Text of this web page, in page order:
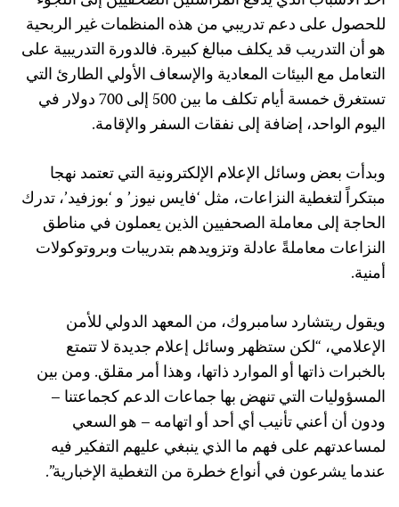
للحصول على دعم تدريبي من هذه المنظمات غير الربحية
هو أن التدريب قد يكلف مبالغ كبيرة. فالدورة التدريبية على
التعامل مع البيئات المعادية والإسعاف الأولي الطارئ التي
تستغرق خمسة أيام تكلف ما بين 500 إلى 700 دولار في
اليوم الواحد، إضافة إلى نفقات السفر والإقامة.
وبدأت بعض وسائل الإعلام الإلكترونية التي تعتمد نهجا
مبتكراً لتغطية النزاعات، مثل ‘فايس نيوز’ و ‘بوزفيد’، تدرك
الحاجة إلى معاملة الصحفيين الذين يعملون في مناطق
النزاعات معاملةً عادلة وتزويدهم بتدريبات وبروتوكولات
أمنية.
ويقول ريتشارد سامبروك، من المعهد الدولي للأمن
الإعلامي، “لكن ستظهر وسائل إعلام جديدة لا تتمتع
بالخبرات ذاتها أو الموارد ذاتها، وهذا أمر مقلق. ومن بين
المسؤوليات التي تنهض بها جماعات الدعم كجماعتنا –
ودون أن أعني تأنيب أي أحد أو اتهامه – هو السعي
لمساعدتهم على فهم ما الذي ينبغي عليهم التفكير فيه
عندما يشرعون في أنواع خطرة من التغطية الإخبارية”.